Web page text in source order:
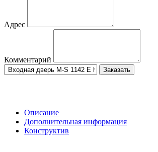
Адрес
Комментарий
Заказать
Описание
Дополнительная информация
Конструктив